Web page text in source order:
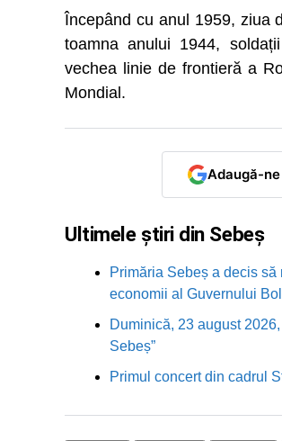
Începând cu anul 1959, ziua
toamna anului 1944,
vechea linie de frontieră a
Mondial.
Adaugă-
Ultimele știri din Sebeș
Primăria Sebeș a decis
economii al Guvernului
Duminică, 23 august
Sebeș”
Primul concert din cadrul